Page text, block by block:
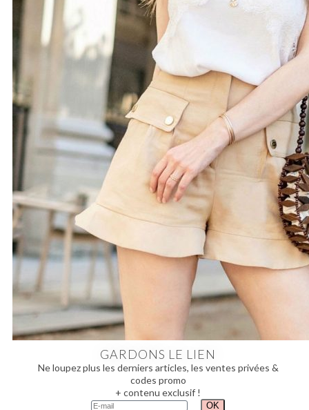
GARDONS LE LIEN
Ne loupez plus les derniers articles, les ventes privées &
codes promo
+ contenu exclusif !